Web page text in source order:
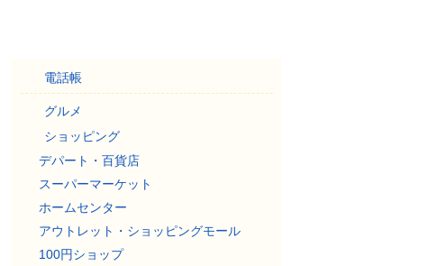
電話帳
グルメ
ショッピング
デパート・百貨店
スーパーマーケット
ホームセンター
アウトレット・ショッピングモール
100円ショップ